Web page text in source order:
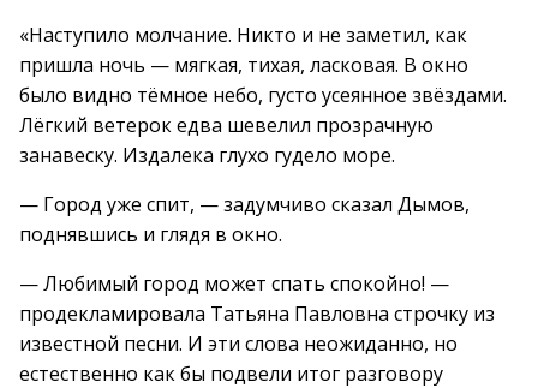
«Наступило молчание. Никто и не заметил, как
пришла ночь — мягкая, тихая, ласковая. В окно
было видно тёмное небо, густо усеянное звёздами.
Лёгкий ветерок едва шевелил прозрачную
занавеску. Издалека глухо гудело море.
— Город уже спит, — задумчиво сказал Дымов,
поднявшись и глядя в окно.
— Любимый город может спать спокойно! —
продекламировала Татьяна Павловна строчку из
известной песни. И эти слова неожиданно, но
естественно как бы подвели итог разговору